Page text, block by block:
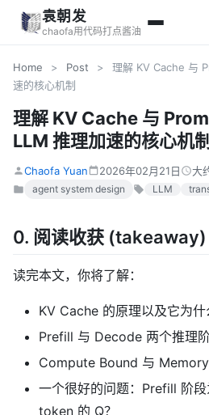
袁朝发
chaofa用代码打点酱油
Home > Post >
理解 KV Cache 与
速的核心机制
理解 KV Cache 与
LLM 推理加速的核心机制
Chaofa Yuan 2026年02月21日 大
agent system design LLM
0. 阅读收获 (takeaway)
读完本文，你将了解：
KV Cache 的原理以及它为
Prefill 与 Decode 两个推理
Compute Bound 与
一个很好的问题：Prefill 阶
token 的 Q？